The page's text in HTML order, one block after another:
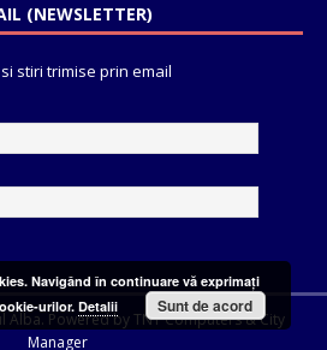
(NEWSLETTER)
stiri trimise prin email
Alba. Powered byTNT Computers&City
Manager
Navigând în continuare vă exprimaţi
urilor. Detalii Sunt de acord